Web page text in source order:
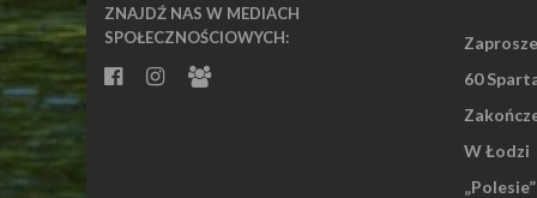
ZNAJDŹ NAS W MEDIACH
SPOŁECZNOŚCIOWYCH:
60
W Łodzi